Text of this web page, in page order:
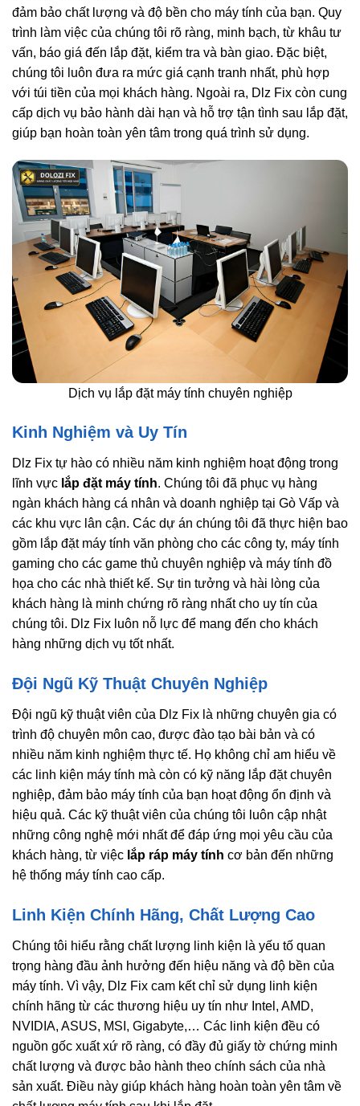
đảm bảo chất lượng và độ bền cho máy tính của bạn. Quy
trình làm việc của chúng tôi rõ ràng, minh bạch, từ khâu tư
vấn, báo giá đến lắp đặt, kiểm tra và bàn giao. Đặc biệt,
chúng tôi luôn đưa ra mức giá cạnh tranh nhất, phù hợp
với túi tiền của mọi khách hàng. Ngoài ra, Dlz Fix còn cung
cấp dịch vụ bảo hành dài hạn và hỗ trợ tận tình sau lắp đặt,
giúp bạn hoàn toàn yên tâm trong quá trình sử dụng.
Dịch vụ lắp đặt máy tính chuyên nghiệp
Kinh Nghiệm và Uy Tín
Dlz Fix tự hào có nhiều năm kinh nghiệm hoạt động trong
lĩnh vực lắp đặt máy tính. Chúng tôi đã phục vụ hàng
ngàn khách hàng cá nhân và doanh nghiệp tại Gò Vấp và
các khu vực lân cận. Các dự án chúng tôi đã thực hiện bao
gồm lắp đặt máy tính văn phòng cho các công ty, máy tính
gaming cho các game thủ chuyên nghiệp và máy tính đồ
họa cho các nhà thiết kế. Sự tin tưởng và hài lòng của
khách hàng là minh chứng rõ ràng nhất cho uy tín của
chúng tôi. Dlz Fix luôn nỗ lực để mang đến cho khách
hàng những dịch vụ tốt nhất.
Đội Ngũ Kỹ Thuật Chuyên Nghiệp
Đội ngũ kỹ thuật viên của Dlz Fix là những chuyên gia có
trình độ chuyên môn cao, được đào tạo bài bản và có
nhiều năm kinh nghiệm thực tế. Họ không chỉ am hiểu về
các linh kiện máy tính mà còn có kỹ năng lắp đặt chuyên
nghiệp, đảm bảo máy tính của bạn hoạt động ổn định và
hiệu quả. Các kỹ thuật viên của chúng tôi luôn cập nhật
những công nghệ mới nhất để đáp ứng mọi yêu cầu của
khách hàng, từ việc lắp ráp máy tính cơ bản đến những
hệ thống máy tính cao cấp.
Linh Kiện Chính Hãng, Chất Lượng Cao
Chúng tôi hiểu rằng chất lượng linh kiện là yếu tố quan
trọng hàng đầu ảnh hưởng đến hiệu năng và độ bền của
máy tính. Vì vậy, Dlz Fix cam kết chỉ sử dụng linh kiện
chính hãng từ các thương hiệu uy tín như Intel, AMD,
NVIDIA, ASUS, MSI, Gigabyte,… Các linh kiện đều có
nguồn gốc xuất xứ rõ ràng, có đầy đủ giấy tờ chứng minh
chất lượng và được bảo hành theo chính sách của nhà
sản xuất. Điều này giúp khách hàng hoàn toàn yên tâm về